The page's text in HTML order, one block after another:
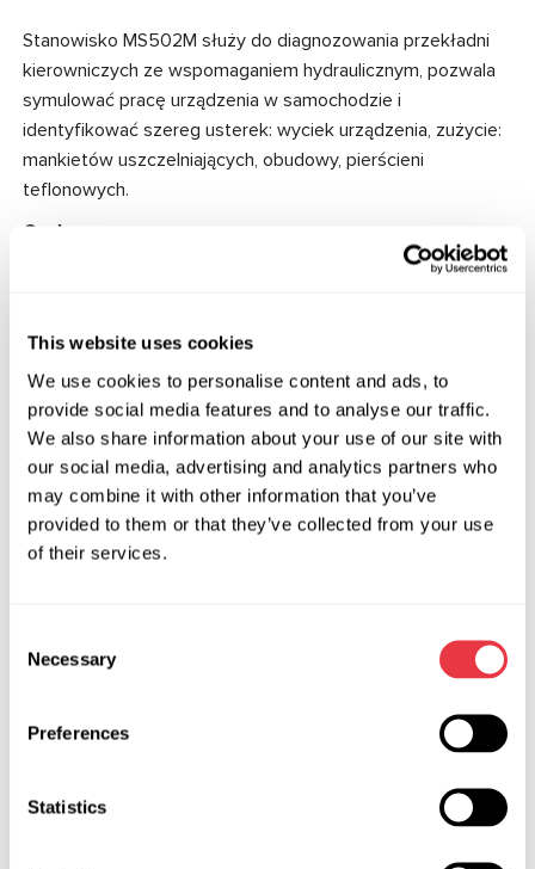
This website uses cookies
We use cookies to personalise content and ads, to
provide social media features and to analyse our traffic.
We also share information about your use of our site with
our social media, advertising and analytics partners who
may combine it with other information that you’ve
provided to them or that they’ve collected from your use
of their services.
Selection
Necessary
Preferences
Statistics
Stanowisko MS502M służy do diagnozowania przekładni
kierowniczych ze wspomaganiem hydraulicznym, pozwala
symulować pracę urządzenia w samochodzie i
identyfikować szereg usterek: wyciek urządzenia, zużycie:
mankietów uszczelniających, obudowy, pierścieni
teflonowych.
Cechy:
Diagnozuje dowolny typ przekładni kierowniczych ze
Wygodny i szybki system mocowania przekładni.
Regulacja maksymalnego ciśnienia płynu roboczego
wytwarzanego w przekładni kierowniczej.
Specyfikacje techniczne
1,3
Glibina, m 0,75
1,7